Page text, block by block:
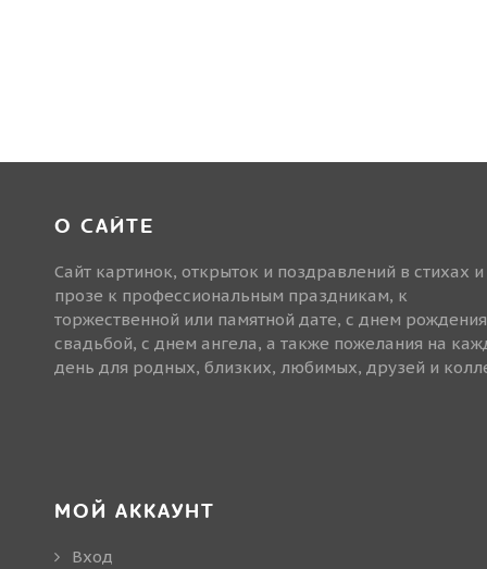
О САЙТЕ
Сайт картинок, открыток и поздравлений в стихах и
прозе к профессиональным праздникам, к
торжественной или памятной дате, с днем
свадьбой, с днем ангела, а также пожелания на
день для родных, близких, любимых, друзей и
МОЙ АККАУНТ
Вход